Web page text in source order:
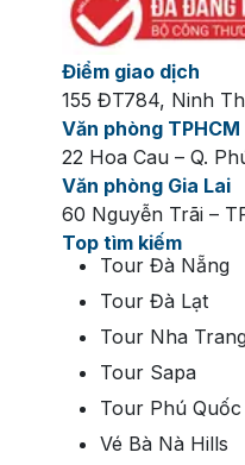
Điểm giao dịch
155 ĐT784, Ninh
Văn phòng TPHCM
22 Hoa Cau – Q.
Văn phòng Gia Lai
60 Nguyễn Trãi –
Top tìm kiếm
Tour Đà Nẵng
Tour Đà Lạt
Tour Nha
Tour Sapa
Tour Phú Quốc
Vé Bà Nà Hills